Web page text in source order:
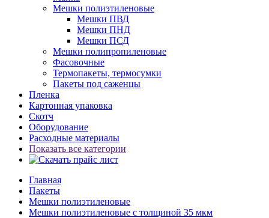
Мешки полиэтиленовые
Мешки ПВД
Мешки ПНД
Мешки ПСД
Мешки полипропиленовые
Фасовочные
Термопакеты, термосумки
Пакеты под саженцы
Пленка
Картонная упаковка
Скотч
Оборудование
Расходные материалы
Показать все категории
Главная
Пакеты
Мешки полиэтиленовые
Мешки полиэтиленовые с толщиной 35 мкм